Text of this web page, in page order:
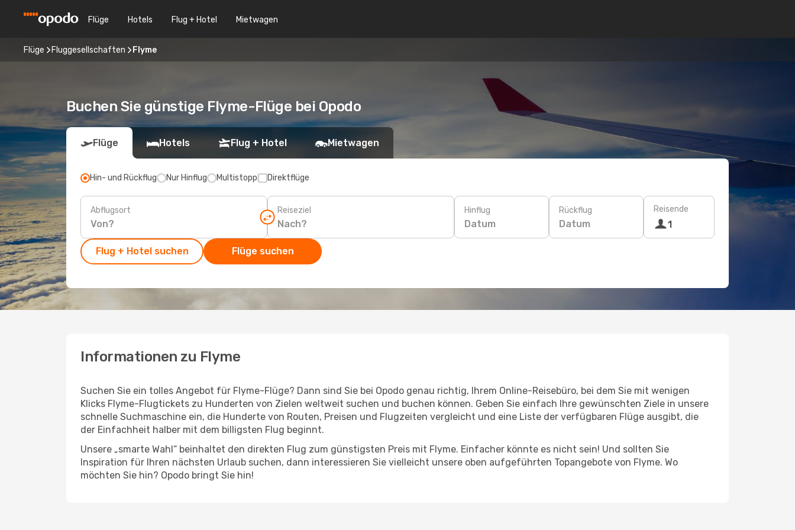
Flüge Hotels Flug + Hotel Mietwagen
Flüge Fluggesellschaften Flyme
Buchen Sie günstige Flyme-Flüge bei Opodo
Flüge Hotels Flug + Hotel Mietwagen
Hin- und Rückflug Nur Hinflug Multistopp Direktflüge
Abflugsort Reiseziel Hinflug
Datum
Rückflug
Datum
Reisende
1
Flug + Hotel suchen Flüge suchen
Informationen zu Flyme
Suchen Sie ein tolles Angebot für Flyme-Flüge? Dann sind Sie bei Opodo genau richtig, Ihrem Online-Reisebüro, bei dem Sie mit wenigen
Klicks Flyme-Flugtickets zu Hunderten von Zielen weltweit suchen und buchen können. Geben Sie einfach Ihre gewünschten Ziele in unsere
schnelle Suchmaschine ein, die Hunderte von Routen, Preisen und Flugzeiten vergleicht und eine Liste der verfügbaren Flüge ausgibt, die
der Einfachheit halber mit dem billigsten Flug beginnt.
Unsere „smarte Wahl“ beinhaltet den direkten Flug zum günstigsten Preis mit Flyme. Einfacher könnte es nicht sein! Und sollten Sie
Inspiration für Ihren nächsten Urlaub suchen, dann interessieren Sie vielleicht unsere oben aufgeführten Topangebote von Flyme. Wo
möchten Sie hin? Opodo bringt Sie hin!